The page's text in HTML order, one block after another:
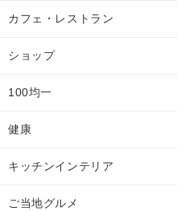
カフェ・レストラン
ショップ
100均一
健康
キッチンインテリア
ご当地グルメ